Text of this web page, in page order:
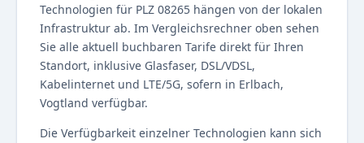
Technologien für PLZ 08265 hängen von der lokalen
Infrastruktur ab. Im Vergleichsrechner oben sehen
Sie alle aktuell buchbaren Tarife direkt für Ihren
Standort, inklusive Glasfaser, DSL/VDSL,
Kabelinternet und LTE/5G, sofern in Erlbach,
Vogtland verfügbar.
Die Verfügbarkeit einzelner Technologien kann sich